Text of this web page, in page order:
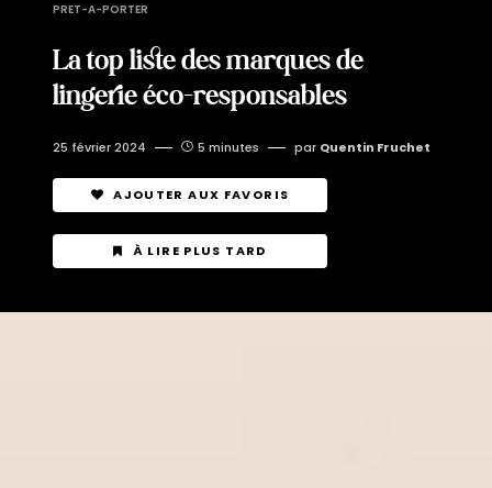
PRET-A-PORTER
La top liste des marques de
lingerie éco-responsables
25 février 2024 5 minutes par Quentin Fruchet
AJOUTER AUX FAVORIS
À LIRE PLUS TARD